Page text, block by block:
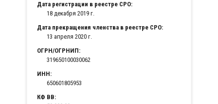
Дата регистрации в реестре СРО:
18 декабря 2019 г.
Дата прекращения членства в реестре СРО:
13 апреля 2020 г.
ОГРН/ОГРНИП:
319650100030062
ИНН:
650601805953
КФ ВВ: